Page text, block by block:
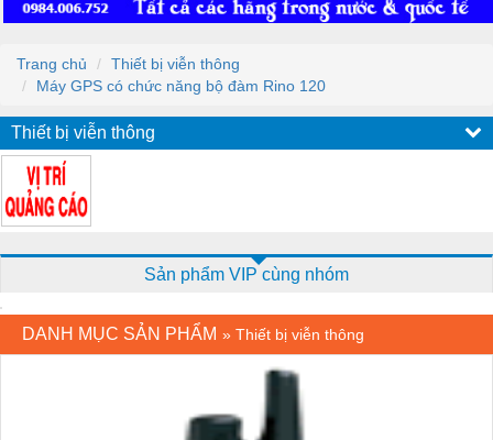
Trang chủ
Thiết bị viễn thông
Máy GPS có chức năng bộ đàm Rino 120
Thiết bị viễn thông
Sản phẩm VIP cùng nhóm
DANH MỤC SẢN PHẨM » Thiết bị viễn thông